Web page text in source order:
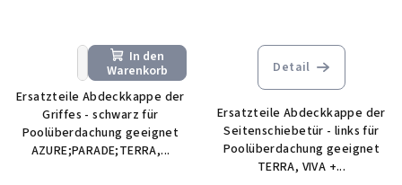
In den
Warenkorb
Ersatzteile Abdeckkappe der
Griffes - schwarz für
Poolüberdachung geeignet
AZURE;PARADE;TERRA,...
Detail
Ersatzteile Abdeckkappe der
Seitenschiebetür - links für
Poolüberdachung geeignet
TERRA, VIVA +...